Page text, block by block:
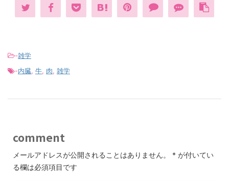
-雑学
-内臓, 牛, 肉, 雑学
comment
メールアドレスが公開されることはありません。 * が付いてい
る欄は必須項目です